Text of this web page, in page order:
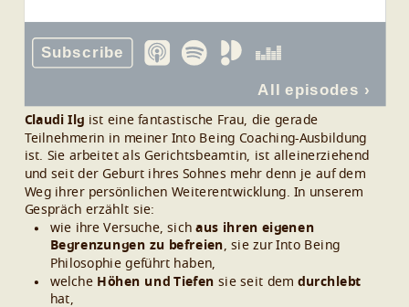
Claudi Ilg ist eine fantastische Frau, die gerade
Teilnehmerin in meiner Into Being Coaching-Ausbildung
ist. Sie arbeitet als Gerichtsbeamtin, ist alleinerziehend
und seit der Geburt ihres Sohnes mehr denn je auf dem
Weg ihrer persönlichen Weiterentwicklung.
In unserem
Gespräch erzählt sie:
wie ihre Versuche, sichaus ihren eigenen
Begrenzungen zu befreien, sie zur Into Being
Philosophie geführt haben,
welche Höhen und Tiefen sie seit demdurchlebt
hat,